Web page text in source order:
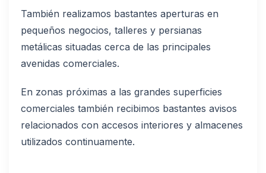
También realizamos bastantes aperturas en
pequeños negocios, talleres y persianas
metálicas situadas cerca de las principales
avenidas comerciales.
En zonas próximas a las grandes superficies
comerciales también recibimos bastantes avisos
relacionados con accesos interiores y almacenes
utilizados continuamente.